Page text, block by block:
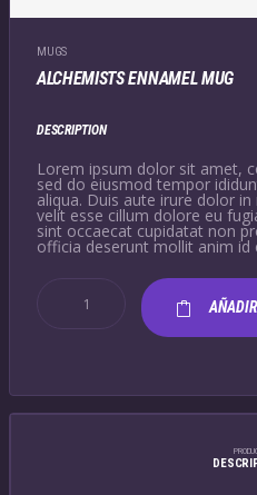
MUGS
ALCHEMISTS ENNAMEL MUG
DESCRIPTION
Lorem ipsum dolor sit amet,
sed do eiusmod tempor
aliqua. Duis aute irure dolor
velit esse cillum dolore eu
sint occaecat cupidatat non
officia deserunt mollit anim id
ENNAMEL